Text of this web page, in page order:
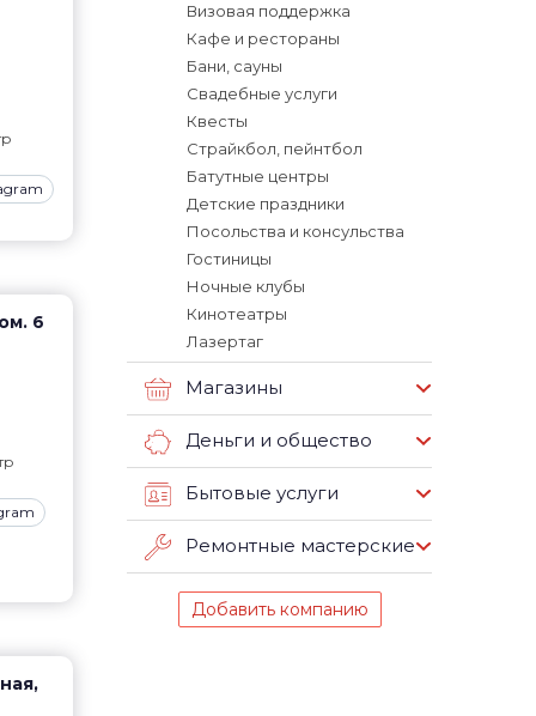
6
Визовая поддержка
Кафе и рестораны
Бани, сауны
Свадебные услуги
Квесты
Страйкбол, пейнтбол
Батутные центры
Детские праздники
Посольства и консульства
Гостиницы
Ночные клубы
Кинотеатры
Лазертаг
Магазины
Деньги и общество
Бытовые услуги
Ремонтные мастерские
Добавить компанию